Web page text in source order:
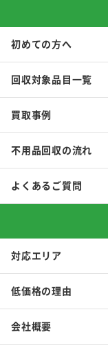
初めての方へ
回収対象品目一覧
買取事例
不用品回収の流れ
よくあるご質問
対応エリア
低価格の理由
会社概要